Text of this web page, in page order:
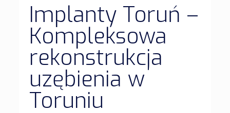
Implanty Toruń –
Kompleksowa
rekonstrukcja
uzębienia w
Toruniu